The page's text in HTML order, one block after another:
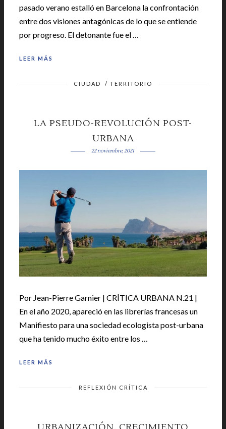
pasado verano estalló en Barcelona la confrontación
entre dos visiones antagónicas de lo que se entiende
por progreso. El detonante fue el …
LEER MÁS
CIUDAD / TERRITORIO
LA PSEUDO-REVOLUCIÓN POST-
URBANA
22 noviembre, 2021
Por Jean-Pierre Garnier | CRÍTICA URBANA N.21 |
En el año 2020, apareció en las librerías francesas un
Manifiesto para una sociedad ecologista post-urbana
que ha tenido mucho éxito entre los …
LEER MÁS
REFLEXIÓN CRÍTICA